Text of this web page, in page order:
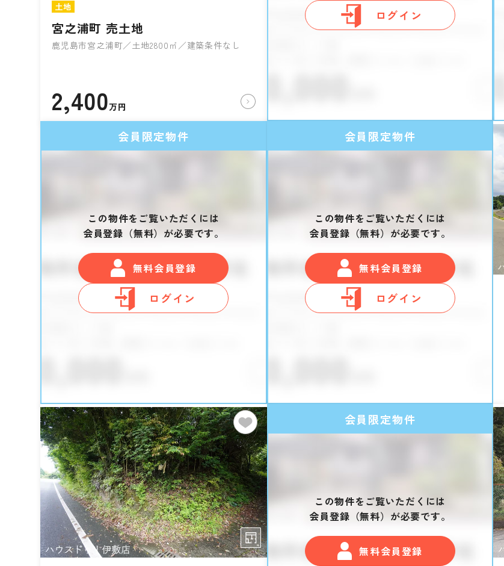
土地
宮之浦町 売土地
鹿児島市宮之浦町／土地2800㎡／建築条件なし
2,400万円
ログイン
会員限定物件
この物件をご覧いただくには
会員登録（無料）が必要です。
無料会員登録
ログイン
会員限定物件
この物件をご覧いただくには
会員登録（無料）が必要です。
無料会員登録
ログイン
会員限定物件
この物件をご覧いただくには
会員登録（無料）が必要です。
無料会員登録